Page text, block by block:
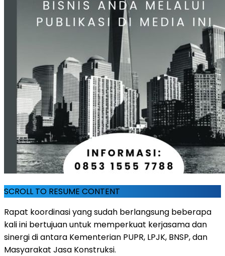
SCROLL TO RESUME CONTENT
Rapat koordinasi yang sudah berlangsung beberapa
kali ini bertujuan untuk memperkuat kerjasama dan
sinergi di antara Kementerian PUPR, LPJK, BNSP, dan
Masyarakat Jasa Konstruksi.